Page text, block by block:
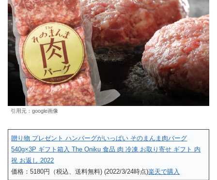
引用元：google画像
贈り物 プレゼント ハンバーグがいっぱい そのまんま肉バーグ
540g×3P ギフト箱入 The Oniku 食品 肉 冷凍 お取り寄せ ギフト 内
祝 お返し 2022
価格：5180円（税込、送料無料) (2022/3/24時点)楽天で購入